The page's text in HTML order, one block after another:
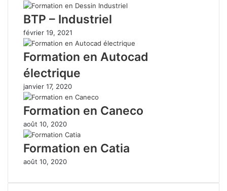
BTP – Industriel
février 19, 2021
Formation en Autocad
électrique
janvier 17, 2020
Formation en Caneco
août 10, 2020
Formation en Catia
août 10, 2020